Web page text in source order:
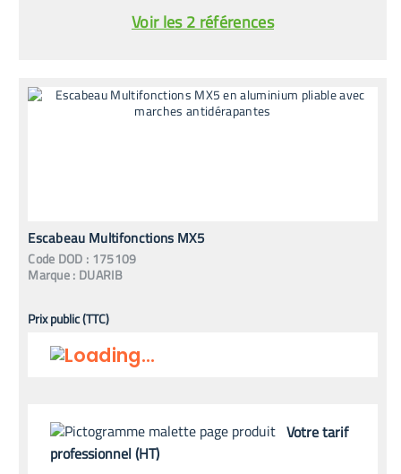
Voir les 2 références
Escabeau Multifonctions MX5
Code DOD : 175109
Marque : DUARIB
Prix public (TTC)
Votre tarif
professionnel (HT)